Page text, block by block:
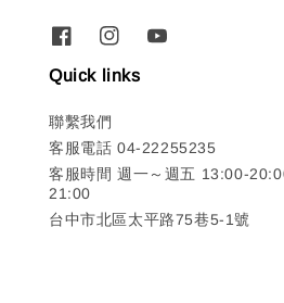
Quick links
聯繫我們
客服電話 04-22255235
客服時間 週一～週五 13:00-
21:00
台中市北區太平路75巷5-1號